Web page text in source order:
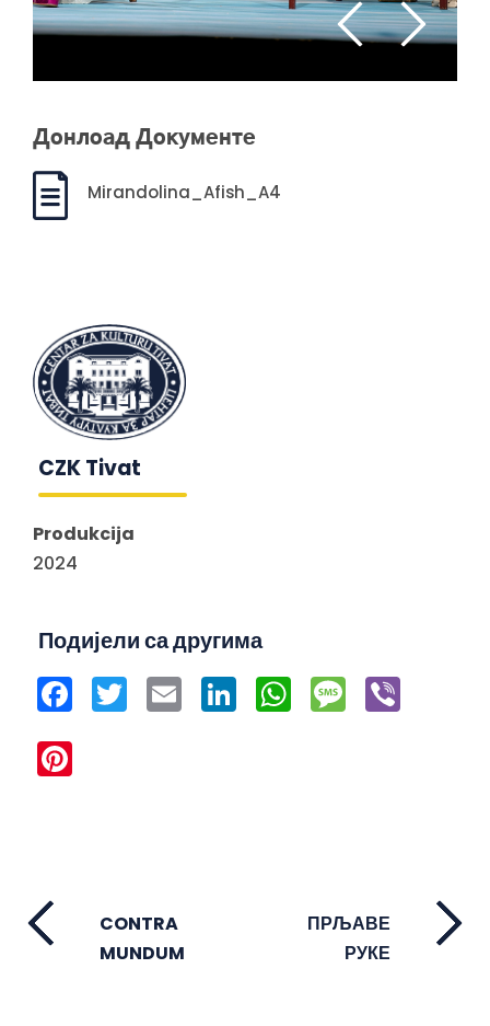
CZK Tivat
Produkcija
2024
Подијели са другима
Facebook
Twitter Email LinkedInWhatsApp
Message
Донлоад Документе
Mirandolina_Afish_A4
CONTRA
MUNDUM
ПРЉАВЕ
РУКЕ